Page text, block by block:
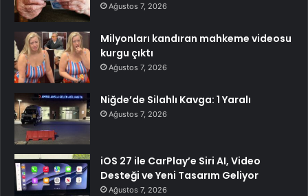
Ağustos 7, 2026
Milyonları kandıran mahkeme videosu
kurgu çıktı
Ağustos 7, 2026
Niğde’de Silahlı Kavga: 1 Yaralı
Ağustos 7, 2026
iOS 27 ile CarPlay’e Siri AI, Video
Desteği ve Yeni Tasarım Geliyor
Ağustos 7, 2026